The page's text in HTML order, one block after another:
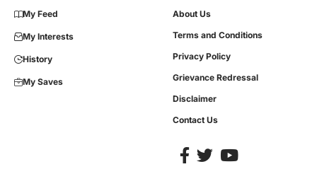
My Feed
My Interests
History
My Saves
About Us
Terms and Conditions
Privacy Policy
Grievance Redressal
Disclaimer
Contact Us